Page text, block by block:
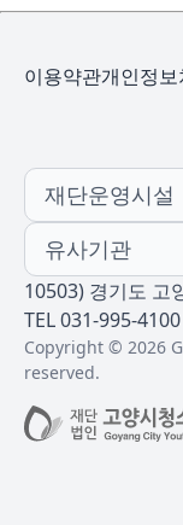
10503) 경기도 고
TEL 031-995-
Copyright © 2026
reserved.
이용약관개인정
재단운영시설
유사기관